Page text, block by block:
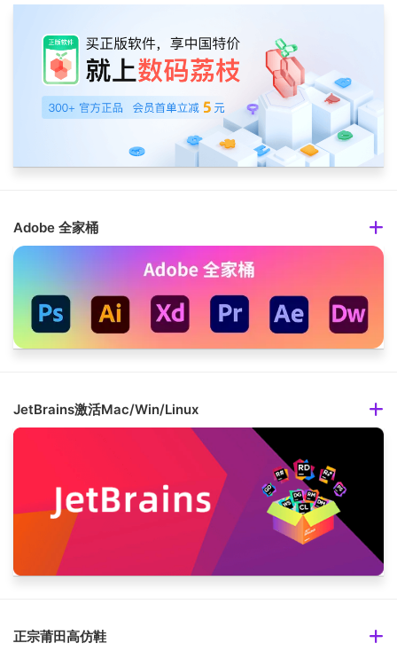
Adobe 全家桶
JetBrains激活Mac/Win/Linux
正宗莆田高仿鞋